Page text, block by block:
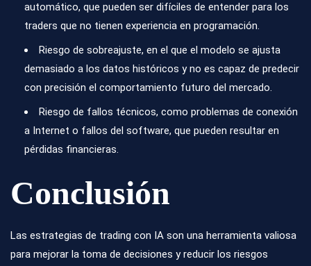
automático, que pueden ser difíciles de entender para los
traders que no tienen experiencia en programación.
Riesgo de sobreajuste, en el que el modelo se ajusta
demasiado a los datos históricos y no es capaz de predecir
con precisión el comportamiento futuro del mercado.
Riesgo de fallos técnicos, como problemas de conexión
a Internet o fallos del software, que pueden resultar en
pérdidas financieras.
Conclusión
Las estrategias de trading con IA son una herramienta valiosa
para mejorar la toma de decisiones y reducir los riesgos